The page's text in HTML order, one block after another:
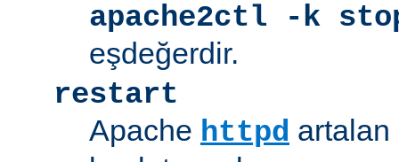
apache2ctl -k
eşdeğerdir.
restart
Apache httpd